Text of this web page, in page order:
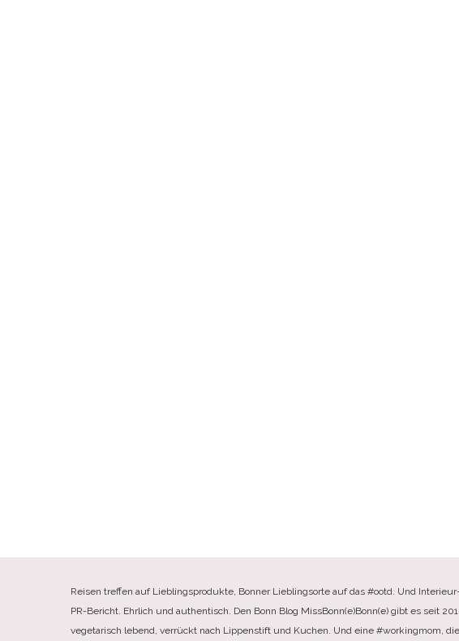
Reisen treffen auf Lieblingsprodukte, Bonner Lieblingsorte auf das #ootd. Und
PR-Bericht. Ehrlich und authentisch. Den Bonn Blog MissBonn(e)Bonn(e) gibt es seit
vegetarisch lebend, verrückt nach Lippenstift und Kuchen. Und eine #workingmom,